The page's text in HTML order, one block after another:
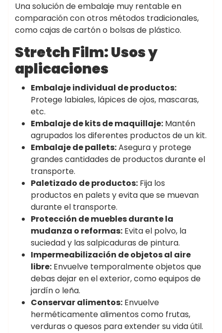
Una solución de embalaje muy rentable en
comparación con otros métodos tradicionales,
como cajas de cartón o bolsas de plástico.
Stretch Film: Usos y
aplicaciones
Embalaje individual de productos:
Protege labiales, lápices de ojos, mascaras,
etc.
Embalaje de kits de maquillaje: Mantén
agrupados los diferentes productos de un kit.
Embalaje de pallets:Asegura y protege
grandes cantidades de productos durante el
transporte.
Paletizado de productos: Fija los
productos en palets y evita que se muevan
durante el transporte.
Protección de muebles durante la
mudanza o reformas: Evita el polvo, la
suciedad y las salpicaduras de pintura.
Impermeabilización de objetos al aire
libre: Envuelve temporalmente objetos que
debas dejar en el exterior, como equipos de
jardín o leña.
Conservar alimentos: Envuelve
herméticamente alimentos como frutas,
verduras o quesos para extender su vida útil.